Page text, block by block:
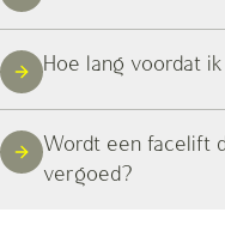
Hoe lang voordat
Wordt een facelift
vergoed?